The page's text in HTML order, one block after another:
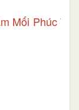
Mối Phúc